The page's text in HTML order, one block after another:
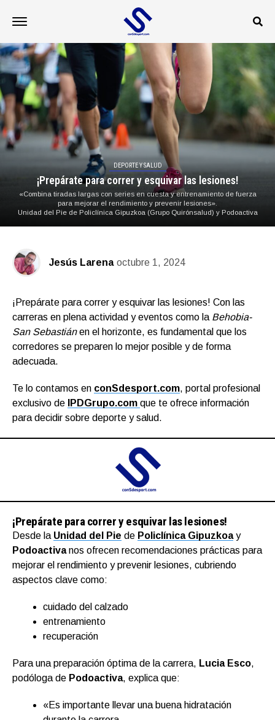
DEPORTE Y SALUD
¡Prepárate para correr y esquivar las lesiones!
«Combina tiradas largas con series en cuesta y entrenamiento de fuerza
para mejorar el rendimiento y prevenir lesiones».
Unidad del Pie de Policlínica Gipuzkoa (Grupo Quirónsalud) y Podoactiva
Jesús Larena octubre 1, 2024
¡Prepárate para correr y esquivar las lesiones! Con las
carreras en plena actividad y eventos como la Behobia-
San Sebastiánen el horizonte, es fundamental que los
corredores se preparen lo mejor posible y de forma
adecuada.
Te lo contamos en conSdesport.com, portal profesional
exclusivo de
IPDGrupo.com que te ofrece información
para decidir sobre deporte y salud.
¡Prepárate para correr y esquivar las lesiones!
Desde la Unidad del Pie de Policlínica Gipuzkoay
Podoactivanos ofrecen recomendaciones prácticas para
mejorar el rendimiento y prevenir lesiones, cubriendo
aspectos clave como:
cuidado del calzado
entrenamiento
recuperación
Para una preparación óptima de la carrera, Lucia Esco,
podóloga de Podoactiva, explica que:
«Es importante llevar una buena hidratación